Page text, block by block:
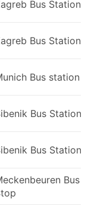
są prawie
niektóre
z
miękkimi
mniejszą
dodatkami,
mogły omijać
Bus Station
Bus Station
Bus station
Bus Station
Bus Station
Bus